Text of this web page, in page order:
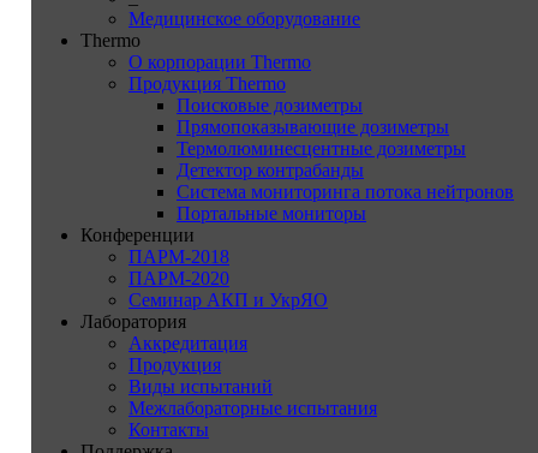
Медицинское оборудование
Thermo
О корпорации Thermo
Продукция Thermo
Поисковые дозиметры
Прямопоказывающие дозиметры
Термолюминесцентные дозиметры
Детектор контрабанды
Система мониторинга потока нейтронов
Портальные мониторы
Конференции
ПАРМ-2018
ПАРМ-2020
Семинар АКП и УкрЯО
Лаборатория
Аккредитация
Продукция
Виды испытаний
Межлабораторные испытания
Контакты